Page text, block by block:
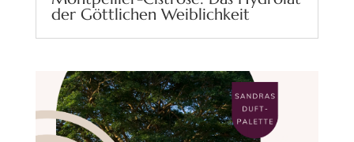
der Göttlichen Weiblichkeit